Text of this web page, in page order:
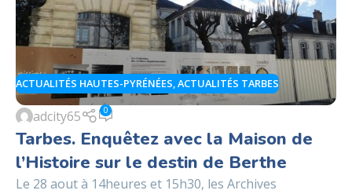
ACTUALITÉS HAUTES-PYRÉNÉES ACTUALITÉS TARBES
adcity65 0
Tarbes. Enquêtez avec la Maison de
l’Histoire sur le destin de Berthe
Le 28 aout à 14heures et 15h30, les Archives